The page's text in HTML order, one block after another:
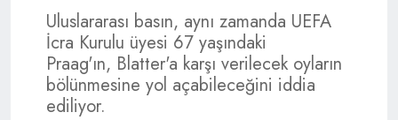
Uluslararası basın, aynı zamanda UEFA
İcra Kurulu üyesi 67 yaşındaki
Praag'ın, Blatter'a karşı verilecek oyların
bölünmesine yol açabileceğini iddia
ediliyor.